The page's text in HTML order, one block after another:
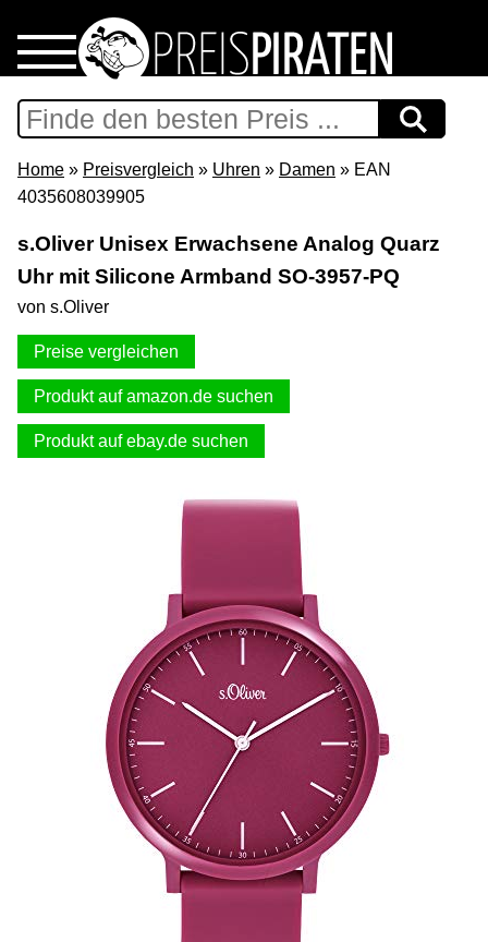
Home
Download
Support & Newsletter
Presse
Datenschutz
Impressum
Home » Preisvergleich » Uhren » Damen » EAN
4035608039905
s.Oliver Unisex Erwachsene Analog Quarz
Uhr mit Silicone Armband SO-3957-PQ
von s.Oliver
Preise vergleichen
Produkt auf amazon.de suchen
Produkt auf ebay.de suchen